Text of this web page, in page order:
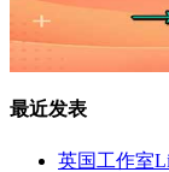
最近发表
英国工作室